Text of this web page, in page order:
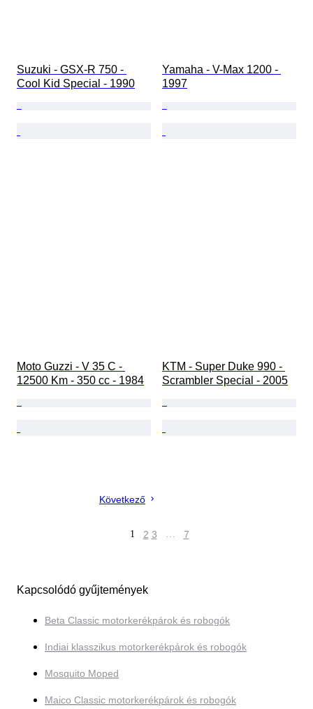
Suzuki - GSX-R 750 -
Cool Kid Special - 1990
Yamaha - V-Max 1200 -
1997
Moto Guzzi - V 35 C -
12500 Km - 350 cc - 1984
KTM - Super Duke 990 -
Scrambler Special - 2005
Következő
1 2 3 … 7
Kapcsolódó gyűjtemények
Beta Classic motorkerékpárok és robogók
Indiai klasszikus motorkerékpárok és robogók
Mosquito Moped
Maico Classic motorkerékpárok és robogók